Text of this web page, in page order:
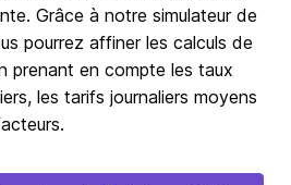
Grâce à notre simulateur de
pourrez affiner les calculs de
prenant en compte les taux
les tarifs journaliers moyens